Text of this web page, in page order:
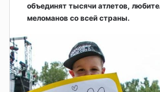
объединят тысячи атлетов,
меломанов со всей страны.